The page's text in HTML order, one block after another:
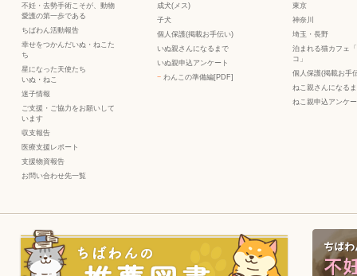
不妊・去勢手術こそが、動物
愛護の第一歩である
ちばわん活動報告
幸せをつかんだいぬ・ねこた
ち
星になった天使たち
いぬ ・ ねこ
迷子情報
ご支援・ご協力をお願いして
います
収支報告
医療支援レポート
支援物資報告
お問い合わせ先一覧
成犬(メス)
子犬
個人保護(掲載お手伝い)
いぬ親さんになるまで
いぬ親申込アンケート
− わんこの準備編[PDF]
東京
神奈川
埼玉・長野
泊まれる猫カフェ
コ」
個人保護(掲載お手
ねこ親さんになる
ねこ親申込アンケ